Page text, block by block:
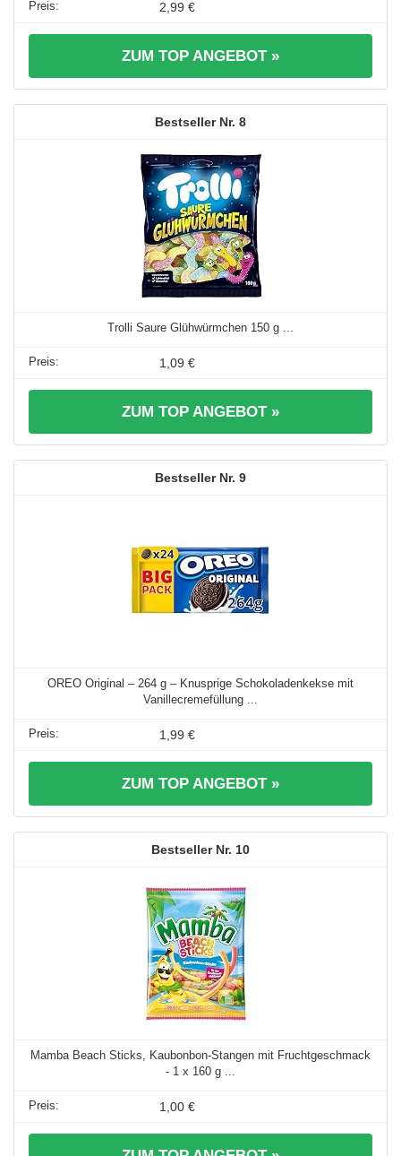
2,99 €
ZUM TOP ANGEBOT »
8
Trolli Saure Glühwürmchen 150 g ...
1,09 €
ZUM TOP ANGEBOT »
9
OREO Original – 264 g – Knusprige Schokoladenkekse mit
Vanillecremefüllung ...
1,99 €
ZUM TOP ANGEBOT »
10
Mamba Beach Sticks, Kaubonbon-Stangen mit Fruchtgeschmack
- 1 x 160 g ...
1,00 €